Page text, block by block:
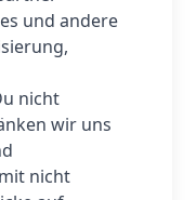
sorgen
3
und andere
nicht
wir uns
nicht